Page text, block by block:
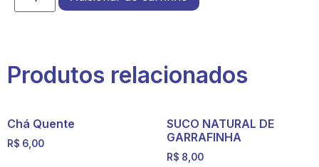
Produtos relacionados
Chá Quente
R$ 6,00
SUCO NATURAL DE
GARRAFINHA
R$ 8,00